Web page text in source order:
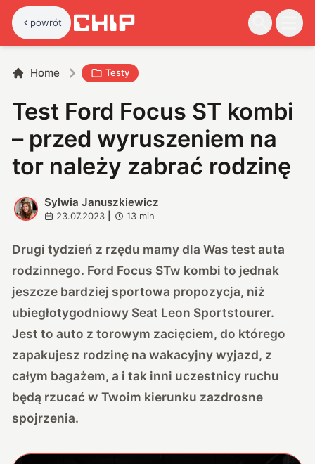
powrót
Home Testy
Test Ford Focus ST kombi
– przed wyruszeniem na
tor należy zabrać rodzinę
S
Sylwia Januszkiewicz
23.07.2023 13 min
Drugi tydzień z rzędu mamy dla Was test auta
rodzinnego. Ford Focus STw kombi to jednak
jeszcze bardziej sportowa propozycja, niż
ubiegłotygodniowy Seat Leon Sportstourer.
Jest to auto z torowym zacięciem, do którego
zapakujesz rodzinę na wakacyjny wyjazd, z
całym bagażem, a i tak inni uczestnicy ruchu
będą rzucać w Twoim kierunku zazdrosne
spojrzenia.